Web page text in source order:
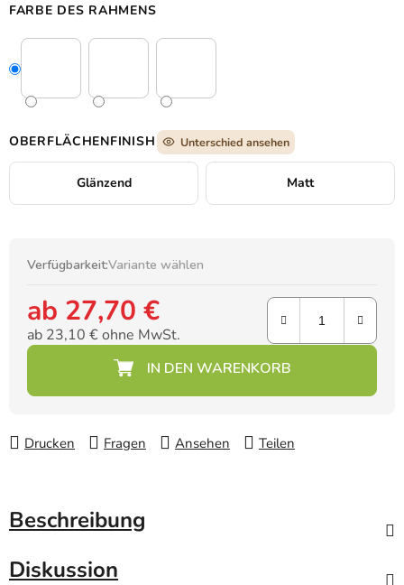
FARBE DES RAHMENS
OBERFLÄCHENFINISH Unterschied ansehen
Glänzend Matt
Verfügbarkeit:Variante wählen
ab 27,70 €
ab 23,10 €ohne MwSt.
Verkaufspreis:
Drucken Fragen Ansehen Teilen
Beschreibung
Diskussion